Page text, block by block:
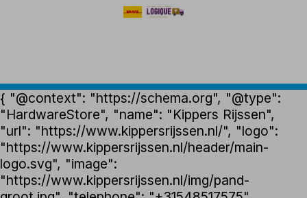
{ "@context": "https://schema.org", "@type":
"HardwareStore", "name": "Kippers Rijssen",
"url": "https://www.kippersrijssen.nl/", "logo":
"https://www.kippersrijssen.nl/header/main-
logo.svg", "image":
"https://www.kippersrijssen.nl/img/pand-